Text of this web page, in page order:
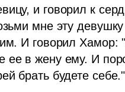
и говорил к
мне эту
И говорил
в жену ему. И
брать будете себе."